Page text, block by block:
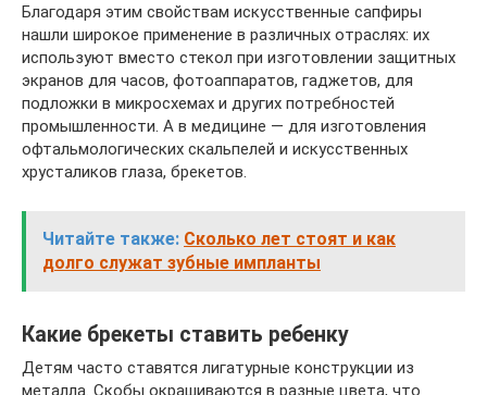
Благодаря этим свойствам искусственные сапфиры
нашли широкое применение в различных отраслях: их
используют вместо стекол при изготовлении защитных
экранов для часов, фотоаппаратов, гаджетов, для
подложки в микросхемах и других потребностей
промышленности. А в медицине — для изготовления
офтальмологических скальпелей и искусственных
хрусталиков глаза, брекетов.
Читайте также: Сколько лет стоят и как
долго служат зубные импланты
Какие брекеты ставить ребенку
Детям часто ставятся лигатурные конструкции из
металла. Скобы окрашиваются в разные цвета, что